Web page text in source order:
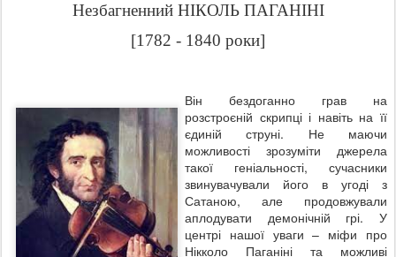
Незбагненний НІКОЛЬ ПАГАНІНІ
[1782 - 1840 роки]
Він бездоганно грав на
розстроєній скрипці і навіть на її
єдиній струні. Не маючи
можливості зрозуміти джерела
такої геніальності, сучасники
звинувачували його в угоді з
Сатаною, але продовжували
аплодувати демонічній грі. У
центрі нашої уваги – міфи про
Нікколо Паганіні та можливі